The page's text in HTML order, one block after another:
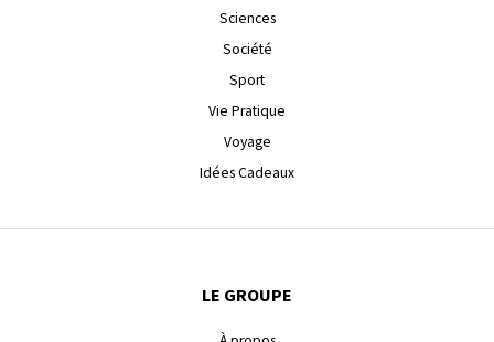
Sciences
Société
Sport
Vie Pratique
Voyage
Idées Cadeaux
LE GROUPE